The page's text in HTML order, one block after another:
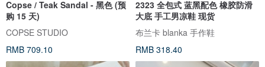
Copse / Teak Sandal - 黑色 (预
购 15 天)
COPSE STUDIO
RMB 709.10
2323 全包式 蓝黑配色 橡胶防滑
大底 手工男凉鞋 现货
布兰卡 blanka 手作鞋
RMB 318.40